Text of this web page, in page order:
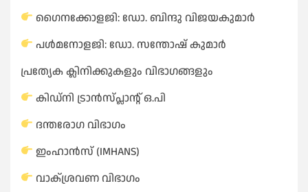
ഗൈനക്കോളജി: ഡോ. ബിന്ദു വിജയകുമാർ
പൾമനോളജി: ഡോ. സന്തോഷ് കുമാർ
പ്രത്യേക ക്ലിനിക്കുകളും വിഭാഗങ്ങളും
കിഡ്നി ട്രാൻസ്പ്ലാന്റ് ഒ.പി
ദന്തരോഗ വിഭാഗം
ഇംഹാൻസ് (IMHANS)
വാക്ശ്രവണ വിഭാഗം